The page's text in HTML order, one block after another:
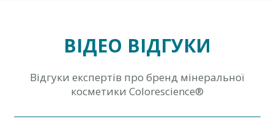
ВІДЕО ВІДГУКИ
Відгуки експертів про бренд мінеральної
косметики Colorescience®